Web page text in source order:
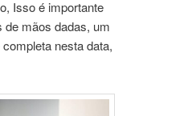
Isso é importante
de mãos dadas, um
nesta data,